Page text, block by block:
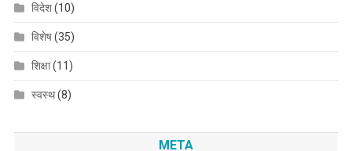
विदेश(10)
विशेष(35)
शिक्षा(11)
स्वस्थ(8)
META